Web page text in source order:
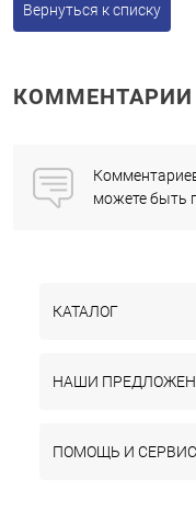
Вернуться к списку
КОММЕНТАРИИ
можете быть
КАТАЛОГ
НАШИ
ПОМОЩЬ И